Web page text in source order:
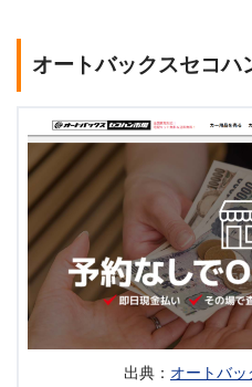
オートバックスセコハ
出典： オートバ